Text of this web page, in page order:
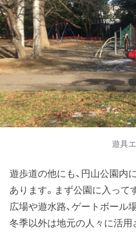
遊具
遊歩道の他にも、円山公園内
あります。まず公園に入って
広場や遊水路、ゲートボール
冬季以外は地元の人々に活用